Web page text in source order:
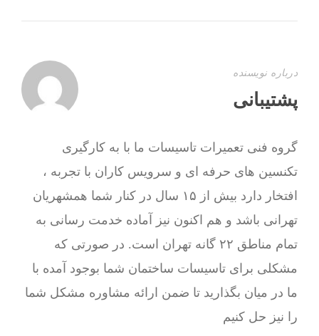
درباره نویسنده
پشتیبانی
گروه فنی تعمیرات تاسیسات ما با به‌ کارگیری
تکنسین های حرفه ای و سرویس کاران با تجربه ،
افتخار دارد بیش از ۱۵ سال در کنار شما همشهریان
تهرانی باشد و هم اکنون نیز آماده خدمت رسانی به
تمام مناطق ۲۲ گانه تهران است. در صورتی که
مشکلی برای تاسیسات ساختمان شما بوجود آمده با
ما در میان بگذارید تا ضمن ارائه مشاوره مشکل شما
را نیز حل کنیم